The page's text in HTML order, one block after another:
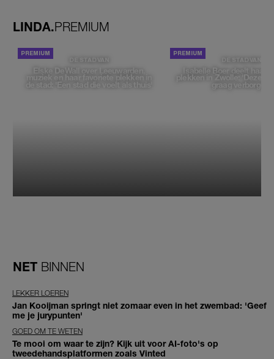
LINDA.PREMIUM
DE STAD VAN
Elske DeWall over Leeuwarden,
muziek en haar favoriete plekken in
de stad: 'Een stad die voelt als thuis'
DE STAD VAN
Isabelle Boer deelt haar
plekken in Zwolle: 'Deze
graag verborgen'
NET BINNEN
LEKKER LOEREN
Jan Kooijman springt niet zomaar even in het zwembad: 'Geef
me je jurypunten'
GOED OM TE WETEN
Te mooi om waar te zijn? Kijk uit voor AI-foto's op
tweedehandsplatformen zoals Vinted